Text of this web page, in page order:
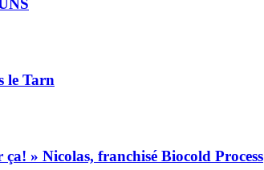
le Tarn
» Nicolas, franchisé Biocold Process